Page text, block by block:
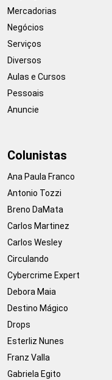
Mercadorias
Negócios
Serviços
Diversos
Aulas e Cursos
Pessoais
Anuncie
Colunistas
Ana Paula Franco
Antonio Tozzi
Breno DaMata
Carlos Martinez
Carlos Wesley
Circulando
Cybercrime Expert
Debora Maia
Destino Mágico
Drops
Esterliz Nunes
Franz Valla
Gabriela Egito